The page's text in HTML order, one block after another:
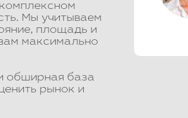
Мы учитываем
площадь и
максимально
обширная база
рынок и